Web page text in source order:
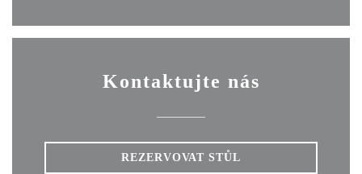
Kontaktujte nás
REZERVOVAT STŮL